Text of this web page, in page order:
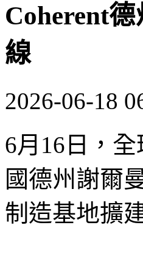
Coherent
線
2026-06-18
6月16日，
國德州謝爾
制造基地擴